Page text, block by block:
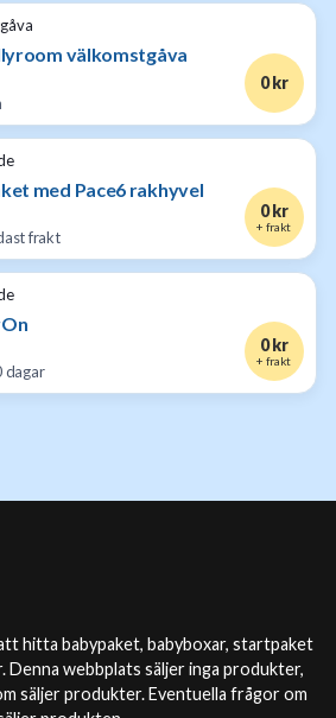
välkomstgåva
0 kr
med Pace6 rakhyvel
frakt
0 kr
+ frakt
dagar
0 kr
+ frakt
hitta babypaket, babyboxar, startpaket
webbplats säljer inga produkter,
säljer produkter. Eventuella frågor om